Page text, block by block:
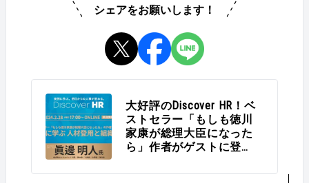
シェアをお願いします！
大好評のDiscover HR！ベ
ストセラー「もしも徳川
家康が総理大臣になった
ら」作者がゲストに登